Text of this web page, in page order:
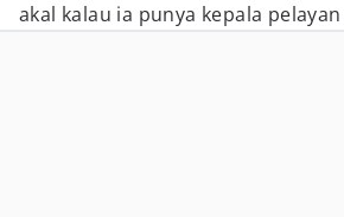
akal kalau ia punya kepala